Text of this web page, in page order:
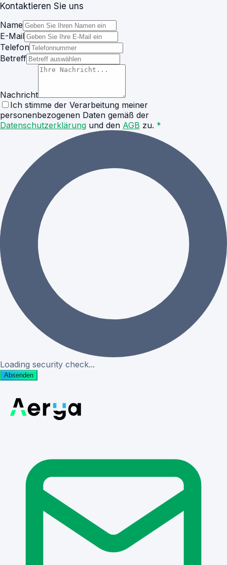
Kontaktieren Sie uns
Name
E-Mail
Telefon
Betreff
Nachricht
Ich stimme der Verarbeitung meiner
personenbezogenen Daten gemäß der
Datenschutzerklärung und den AGB zu. *
Loading security check...
Absenden